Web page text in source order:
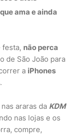
ama e ainda
festa, não perca
de São João para
a iPhones
.
araras da KDM
nas lojas e os
compre,